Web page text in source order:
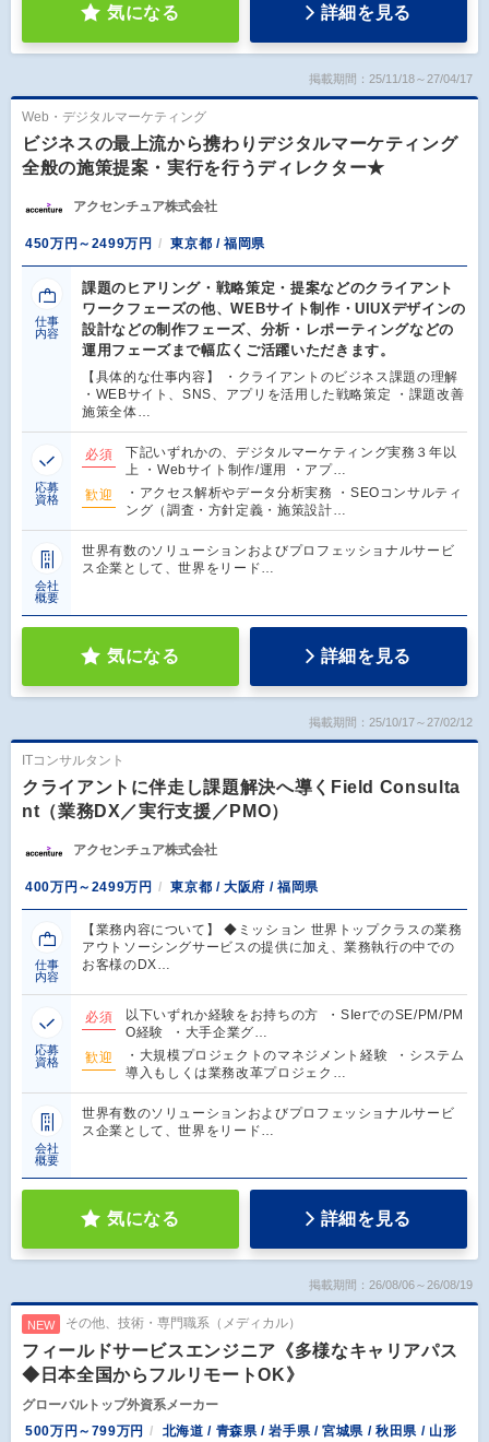
気になる 詳細を見る
掲載期間：25/11/18～27/04/17
Web・デジタルマーケティング
ビジネスの最上流から携わりデジタルマーケティング
全般の施策提案・実行を行うディレクター★
アクセンチュア株式会社
450万円～2499万円 東京都 / 福岡県
仕事
内容
課題のヒアリング・戦略策定・提案などのクライアント
ワークフェーズの他、WEBサイト制作・UIUXデザインの
設計などの制作フェーズ、分析・レポーティングなどの
運用フェーズまで幅広くご活躍いただきます。
【具体的な仕事内容】 ・クライアントのビジネス課題の理解
・WEBサイト、SNS、アプリを活用した戦略策定 ・課題改善
施策全体…
応募
資格
必須
下記いずれかの、デジタルマーケティング実務３年以
上 ・Webサイト制作/運用 ・アプ…
歓迎
・アクセス解析やデータ分析実務 ・SEOコンサルティ
ング（調査・方針定義・施策設計…
会社
概要
世界有数のソリューションおよびプロフェッショナルサービ
ス企業として、世界をリード…
気になる 詳細を見る
掲載期間：25/10/17～27/02/12
ITコンサルタント
クライアントに伴走し課題解決へ導くField Consulta
nt（業務DX／実行支援／PMO）
アクセンチュア株式会社
400万円～2499万円 東京都 / 大阪府 / 福岡県
仕事
内容
【業務内容について】 ◆ミッション 世界トップクラスの業務
アウトソーシングサービスの提供に加え、業務執行の中での
お客様のDX…
応募
資格
必須
以下いずれか経験をお持ちの方 ・SIerでのSE/PM/PM
O経験 ・大手企業グ…
歓迎
・大規模プロジェクトのマネジメント経験 ・システム
導入もしくは業務改革プロジェク…
会社
概要
世界有数のソリューションおよびプロフェッショナルサービ
ス企業として、世界をリード…
気になる 詳細を見る
掲載期間：26/08/06～26/08/19
NEW その他、技術・専門職系（メディカル）
フィールドサービスエンジニア《多様なキャリアパス
◆日本全国からフルリモートOK》
グローバルトップ外資系メーカー
500万円～799万円
北海道 / 青森県 / 岩手県 / 宮城県 / 秋田県 / 山形